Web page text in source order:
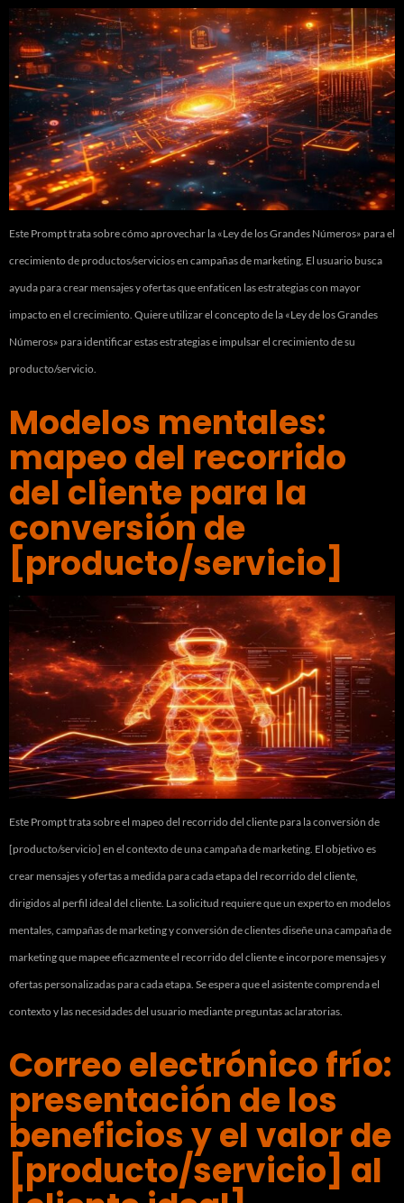
Este Prompt trata sobre cómo aprovechar la «Ley de los Grandes Números» para el
crecimiento de productos/servicios en campañas de marketing. El usuario busca
ayuda para crear mensajes y ofertas que enfaticen las estrategias con mayor
impacto en el crecimiento. Quiere utilizar el concepto de la «Ley de los Grandes
Números» para identificar estas estrategias e impulsar el crecimiento de su
producto/servicio.
Modelos mentales:
mapeo del recorrido
del cliente para la
conversión de
[producto/servicio]
Este Prompt trata sobre el mapeo del recorrido del cliente para la conversión de
[producto/servicio] en el contexto de una campaña de marketing. El objetivo es
crear mensajes y ofertas a medida para cada etapa del recorrido del cliente,
dirigidos al perfil ideal del cliente. La solicitud requiere que un experto en modelos
mentales, campañas de marketing y conversión de clientes diseñe una campaña de
marketing que mapee eficazmente el recorrido del cliente e incorpore mensajes y
ofertas personalizadas para cada etapa. Se espera que el asistente comprenda el
contexto y las necesidades del usuario mediante preguntas aclaratorias.
Correo electrónico frío:
presentación de los
beneficios y el valor de
[producto/servicio] al